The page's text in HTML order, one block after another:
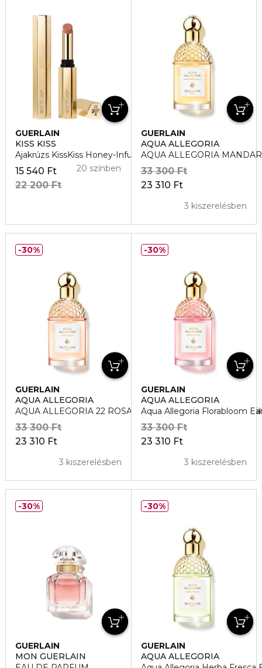
GUERLAIN
KISS KISS
Ajakrúzs KissKiss Honey-Infused Intense
15 540 Ft
22 200 Ft
20 színben
GUERLAIN
AQUA ALLEGORIA
AQUA ALLEGORIA
23 310 Ft
33 300 Ft
3 kiszerelésben
GUERLAIN
AQUA ALLEGORIA
AQUA ALLEGORIA 22 ROSA ROSSA Eau de Toilette
23 310 Ft
33 300 Ft
3 kiszerelésben
30%
GUERLAIN
AQUA ALLEGORIA
Aqua Allegoria Florabloom
23 310 Ft
33 300 Ft
3 kiszerelésben
30%
GUERLAIN
MON GUERLAIN
30%
GUERLAIN
AQUA ALLEGORIA
30%